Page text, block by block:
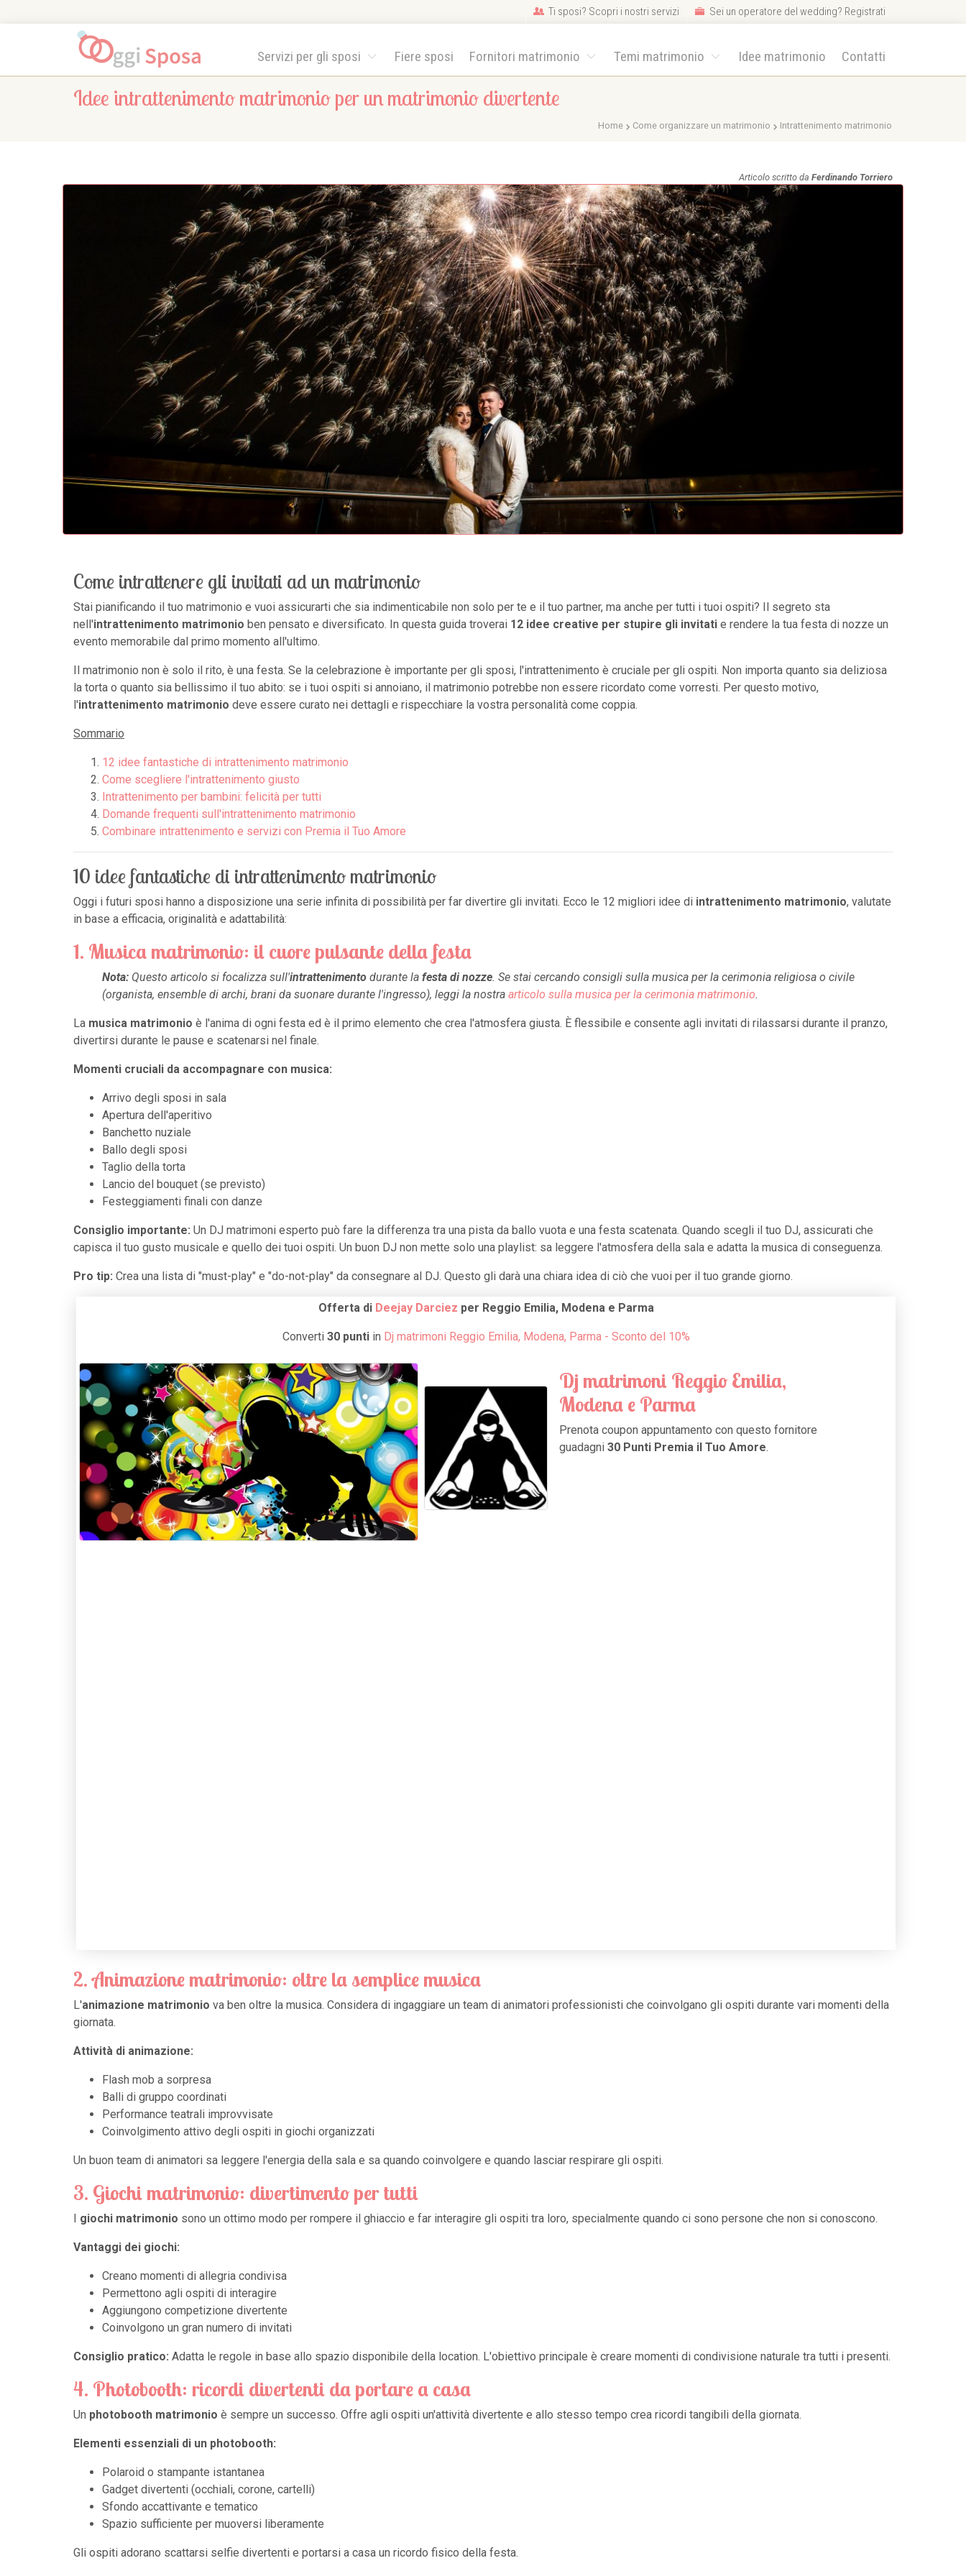
Ti sposi? Scopri i nostri servizi Sei un operatore del wedding? Registrati
Servizi per gli sposi Fiere sposi Fornitori matrimonio Temi matrimonio Idee matrimonio Contatti
Idee intrattenimento matrimonio per un matrimonio divertente
Home Come organizzare un matrimonio Intrattenimento matrimonio
Articolo scritto da Ferdinando Torriero
Come intrattenere gli invitati ad un matrimonio
Stai pianificando il tuo matrimonio e vuoi assicurarti che sia indimenticabile non solo per te e il tuo partner, ma anche per tutti i tuoi ospiti? Il segreto sta
nell'intrattenimento matrimonio ben pensato e diversificato. In questa guida troverai 12 idee creative per stupire gli invitati e rendere la tua festa di nozze un
evento memorabile dal primo momento all'ultimo.
Il matrimonio non è solo il rito, è una festa. Se la celebrazione è importante per gli sposi, l'intrattenimento è cruciale per gli ospiti. Non importa quanto sia deliziosa
la torta o quanto sia bellissimo il tuo abito: se i tuoi ospiti si annoiano, il matrimonio potrebbe non essere ricordato come vorresti. Per questo motivo,
l'intrattenimento matrimonio deve essere curato nei dettagli e rispecchiare la vostra personalità come coppia.
Sommario
12 idee fantastiche di intrattenimento matrimonio
Come scegliere l'intrattenimento giusto
Intrattenimento per bambini: felicità per tutti
Domande frequenti sull'intrattenimento matrimonio
Combinare intrattenimento e servizi con Premia il Tuo Amore
10 idee fantastiche di intrattenimento matrimonio
Oggi i futuri sposi hanno a disposizione una serie infinita di possibilità per far divertire gli invitati. Ecco le 12 migliori idee di intrattenimento matrimonio, valutate
in base a efficacia, originalità e adattabilità:
1. Musica matrimonio: il cuore pulsante della festa
Nota: Questo articolo si focalizza sull'intrattenimento durante la festa di nozze. Se stai cercando consigli sulla musica per la cerimonia religiosa o civile
(organista, ensemble di archi, brani da suonare durante l'ingresso), leggi la nostra articolo sulla musica per la cerimonia matrimonio.
La musica matrimonio è l'anima di ogni festa ed è il primo elemento che crea l'atmosfera giusta. È flessibile e consente agli invitati di rilassarsi durante il pranzo,
divertirsi durante le pause e scatenarsi nel finale.
Momenti cruciali da accompagnare con musica:
Arrivo degli sposi in sala
Apertura dell'aperitivo
Banchetto nuziale
Ballo degli sposi
Taglio della torta
Lancio del bouquet (se previsto)
Festeggiamenti finali con danze
Consiglio importante: Un DJ matrimoni esperto può fare la differenza tra una pista da ballo vuota e una festa scatenata. Quando scegli il tuo DJ, assicurati che
capisca il tuo gusto musicale e quello dei tuoi ospiti. Un buon DJ non mette solo una playlist: sa leggere l'atmosfera della sala e adatta la musica di conseguenza.
Pro tip: Crea una lista di "must-play" e "do-not-play" da consegnare al DJ. Questo gli darà una chiara idea di ciò che vuoi per il tuo grande giorno.
Offerta di Deejay Darciez per Reggio Emilia, Modena e Parma
Converti 30 puntiin Dj matrimoni Reggio Emilia, Modena, Parma - Sconto del 10%
Dj matrimoni Reggio Emilia,
Modena e Parma
Prenota coupon appuntamento con questo fornitore
guadagni30 Punti Premia il Tuo Amore.
2. Animazione matrimonio: oltre la semplice musica
L'animazione matrimonio va ben oltre la musica. Considera di ingaggiare un team di animatori professionisti che coinvolgano gli ospiti durante vari momenti della
giornata.
Attività di animazione:
Flash mob a sorpresa
Balli di gruppo coordinati
Performance teatrali improvvisate
Coinvolgimento attivo degli ospiti in giochi organizzati
Un buon team di animatori sa leggere l'energia della sala e sa quando coinvolgere e quando lasciar respirare gli ospiti.
3. Giochi matrimonio: divertimento per tutti
I giochi matrimonio sono un ottimo modo per rompere il ghiaccio e far interagire gli ospiti tra loro, specialmente quando ci sono persone che non si conoscono.
Vantaggi dei giochi:
Creano momenti di allegria condivisa
Permettono agli ospiti di interagire
Aggiungono competizione divertente
Coinvolgono un gran numero di invitati
Consiglio pratico: Adatta le regole in base allo spazio disponibile della location. L'obiettivo principale è creare momenti di condivisione naturale tra tutti i presenti.
4. Photobooth: ricordi divertenti da portare a casa
Un photobooth matrimonio è sempre un successo. Offre agli ospiti un'attività divertente e allo stesso tempo crea ricordi tangibili della giornata.
Elementi essenziali di un photobooth:
Polaroid o stampante istantanea
Gadget divertenti (occhiali, corone, cartelli)
Sfondo accattivante e tematico
Spazio sufficiente per muoversi liberamente
Gli ospiti adorano scattarsi selfie divertenti e portarsi a casa un ricordo fisico della festa.